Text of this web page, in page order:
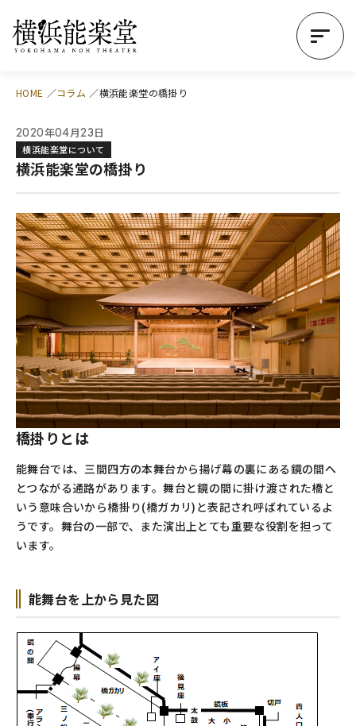
HOME コラム 横浜能楽堂の橋掛り
2020年04月23日
横浜能楽堂について
横浜能楽堂の橋掛り
橋掛りとは
能舞台では、三間四方の本舞台から揚げ幕の裏にある鏡の間へ
とつながる通路があります。舞台と鏡の間に掛け渡された橋と
いう意味合いから橋掛り(橋ガカリ) と表記され呼ばれているよ
うです。舞台の一部で、また演出上とても重要な役割を担って
います。
能舞台を上から見た図